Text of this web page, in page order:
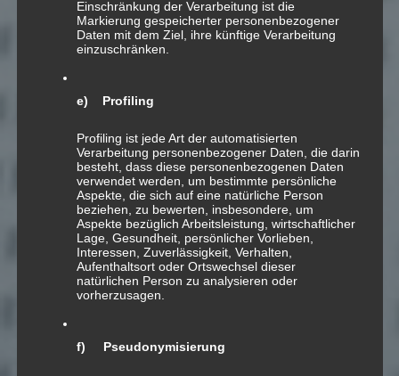
07
[!] Neues Album
«4DECADES» ab
sofort verfügbar
Einschränkung der Verarbeitung ist die
Markierung gespeicherter personenbezogener
Daten mit dem Ziel, ihre künftige Verarbeitung
einzuschränken.
e) Profiling
Profiling ist jede Art der automatisierten
Verarbeitung personenbezogener Daten, die darin
besteht, dass diese personenbezogenen Daten
verwendet werden, um bestimmte persönliche
Aspekte, die sich auf eine natürliche Person
beziehen, zu bewerten, insbesondere, um
Aspekte bezüglich Arbeitsleistung, wirtschaftlicher
Lage, Gesundheit, persönlicher Vorlieben,
Interessen, Zuverlässigkeit, Verhalten,
Aufenthaltsort oder Ortswechsel dieser
natürlichen Person zu analysieren oder
vorherzusagen.
f) Pseudonymisierung